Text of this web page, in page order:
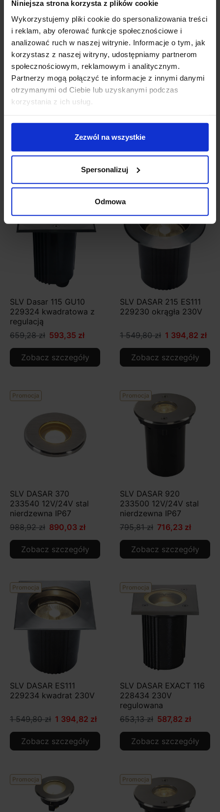
Niniejsza strona korzysta z plików cookie
Wykorzystujemy pliki cookie do spersonalizowania treści
i reklam, aby oferować funkcje społecznościowe i
analizować ruch w naszej witrynie. Informacje o tym, jak
korzystasz z naszej witryny, udostępniamy partnerom
społecznościowym, reklamowym i analitycznym.
Partnerzy mogą połączyć te informacje z innymi danymi
otrzymanymi od Ciebie lub uzyskanymi podczas
korzystania z ich usług.
Zezwól na wszystkie
Spersonalizuj
Odmowa
587,82 zł
Zobacz szczegóły
659,28 zł
Zobacz szczegóły
SLV Dasar 115 GU10
229324 kwadratowa z
regulacją
659,28 zł 593,35 zł
Zobacz szczegóły
Promocja
SLV DASAR 215 ES111
229230 okrągła 230V
1 549,80 zł 1 394,82 zł
Zobacz szczegóły
Promocja
SLV DASAR 370
233540 12V/24V stal
nierdzewna IP67
988,92 zł 890,03 zł
Zobacz szczegóły
Promocja
SLV DASAR 920
233500 12V/24V stal
nierdzewna IP67
795,81 zł 716,23 zł
Zobacz szczegóły
Promocja
SLV DASAR ES111
229234 kwadrat 230V
1 549,80 zł 1 394,82 zł
Zobacz szczegóły
Promocja
SLV DASAR EXACT 116
228434 230V
regulowana
653,13 zł 587,82 zł
Zobacz szczegóły
Promocja Promocja